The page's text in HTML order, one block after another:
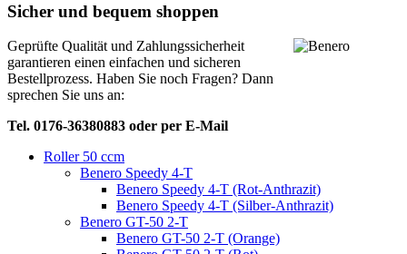
Sicher und bequem shoppen
Geprüfte Qualität und Zahlungssicherheit
garantieren einen einfachen und sicheren
Bestellprozess. Haben Sie noch Fragen? Dann
sprechen Sie uns an:
Tel. 0176-36380883 oder per E-Mail
Roller 50 ccm
Benero Speedy 4-T
Benero Speedy 4-T (Rot-Anthrazit)
Benero Speedy 4-T (Silber-Anthrazit)
Benero GT-50 2-T
Benero GT-50 2-T (Orange)